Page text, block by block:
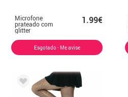
Microfone
prateado com
glitter
1.99€
Esgotado - Me avise